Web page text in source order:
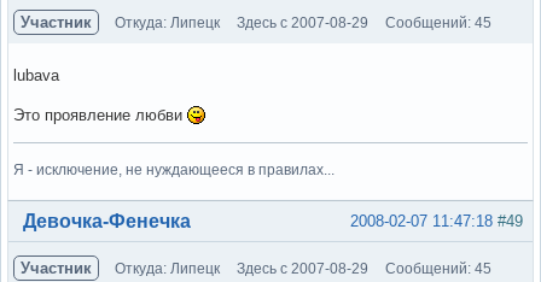
Участник Откуда: Липецк Здесь с 2007-08-29 Сообщений: 45
lubava
Это проявление любви
Я - исключение, не нуждающееся в правилах...
Вне форума #49
2008-02-07 11:47:18
Девочка-Фенечка
Участник Откуда: Липецк Здесь с 2007-08-29 Сообщений: 45